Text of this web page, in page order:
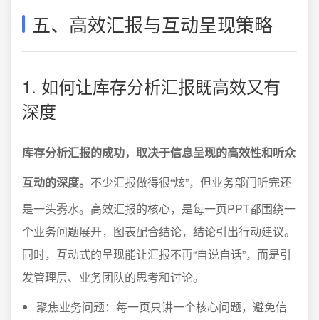
五、高效汇报与互动呈现策略
1. 如何让库存分析汇报既高效又有
深度
库存分析汇报的成功，取决于信息呈现的高效性和听众
互动的深度。 不少汇报做得很“炫”，但业务部门听完还
是一头雾水。高效汇报的核心，是每一页PPT都围绕一
个业务问题展开，图表配合结论，结论引出行动建议。
同时，互动式的呈现能让汇报不再“自说自话”，而是引
发管理层、业务团队的思考和讨论。
聚焦业务问题：每一页只讲一个核心问题，避免信